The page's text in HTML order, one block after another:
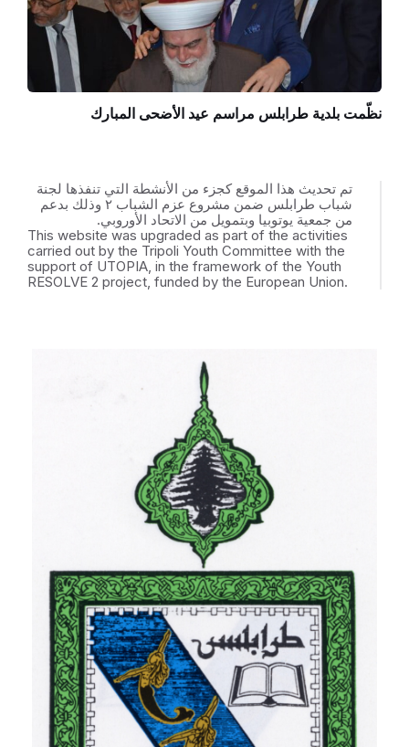
نظّمت بلدية طرابلس مراسم عيد الأضحى المبارك
تم تحديث هذا الموقع كجزء من الأنشطة التي تنفذها لجنة
شباب طرابلس ضمن مشروع عزم الشباب ٢ وذلك بدعم
من جمعية يوتوبيا وبتمويل من الاتحاد الأوروبي.
This website was upgraded as part of the activities
carried out by the Tripoli Youth Committee with the
support of UTOPIA, in the framework of the Youth
RESOLVE 2 project, funded by the European Union.